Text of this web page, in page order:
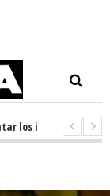
impactos de la